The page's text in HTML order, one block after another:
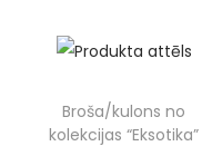
Broša/kulons no
kolekcijas “Eksotika”